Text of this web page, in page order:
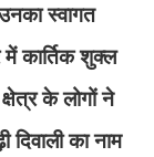
स्वागत
कार्तिक शुक्ल
के लोगों ने
दिवाली का नाम